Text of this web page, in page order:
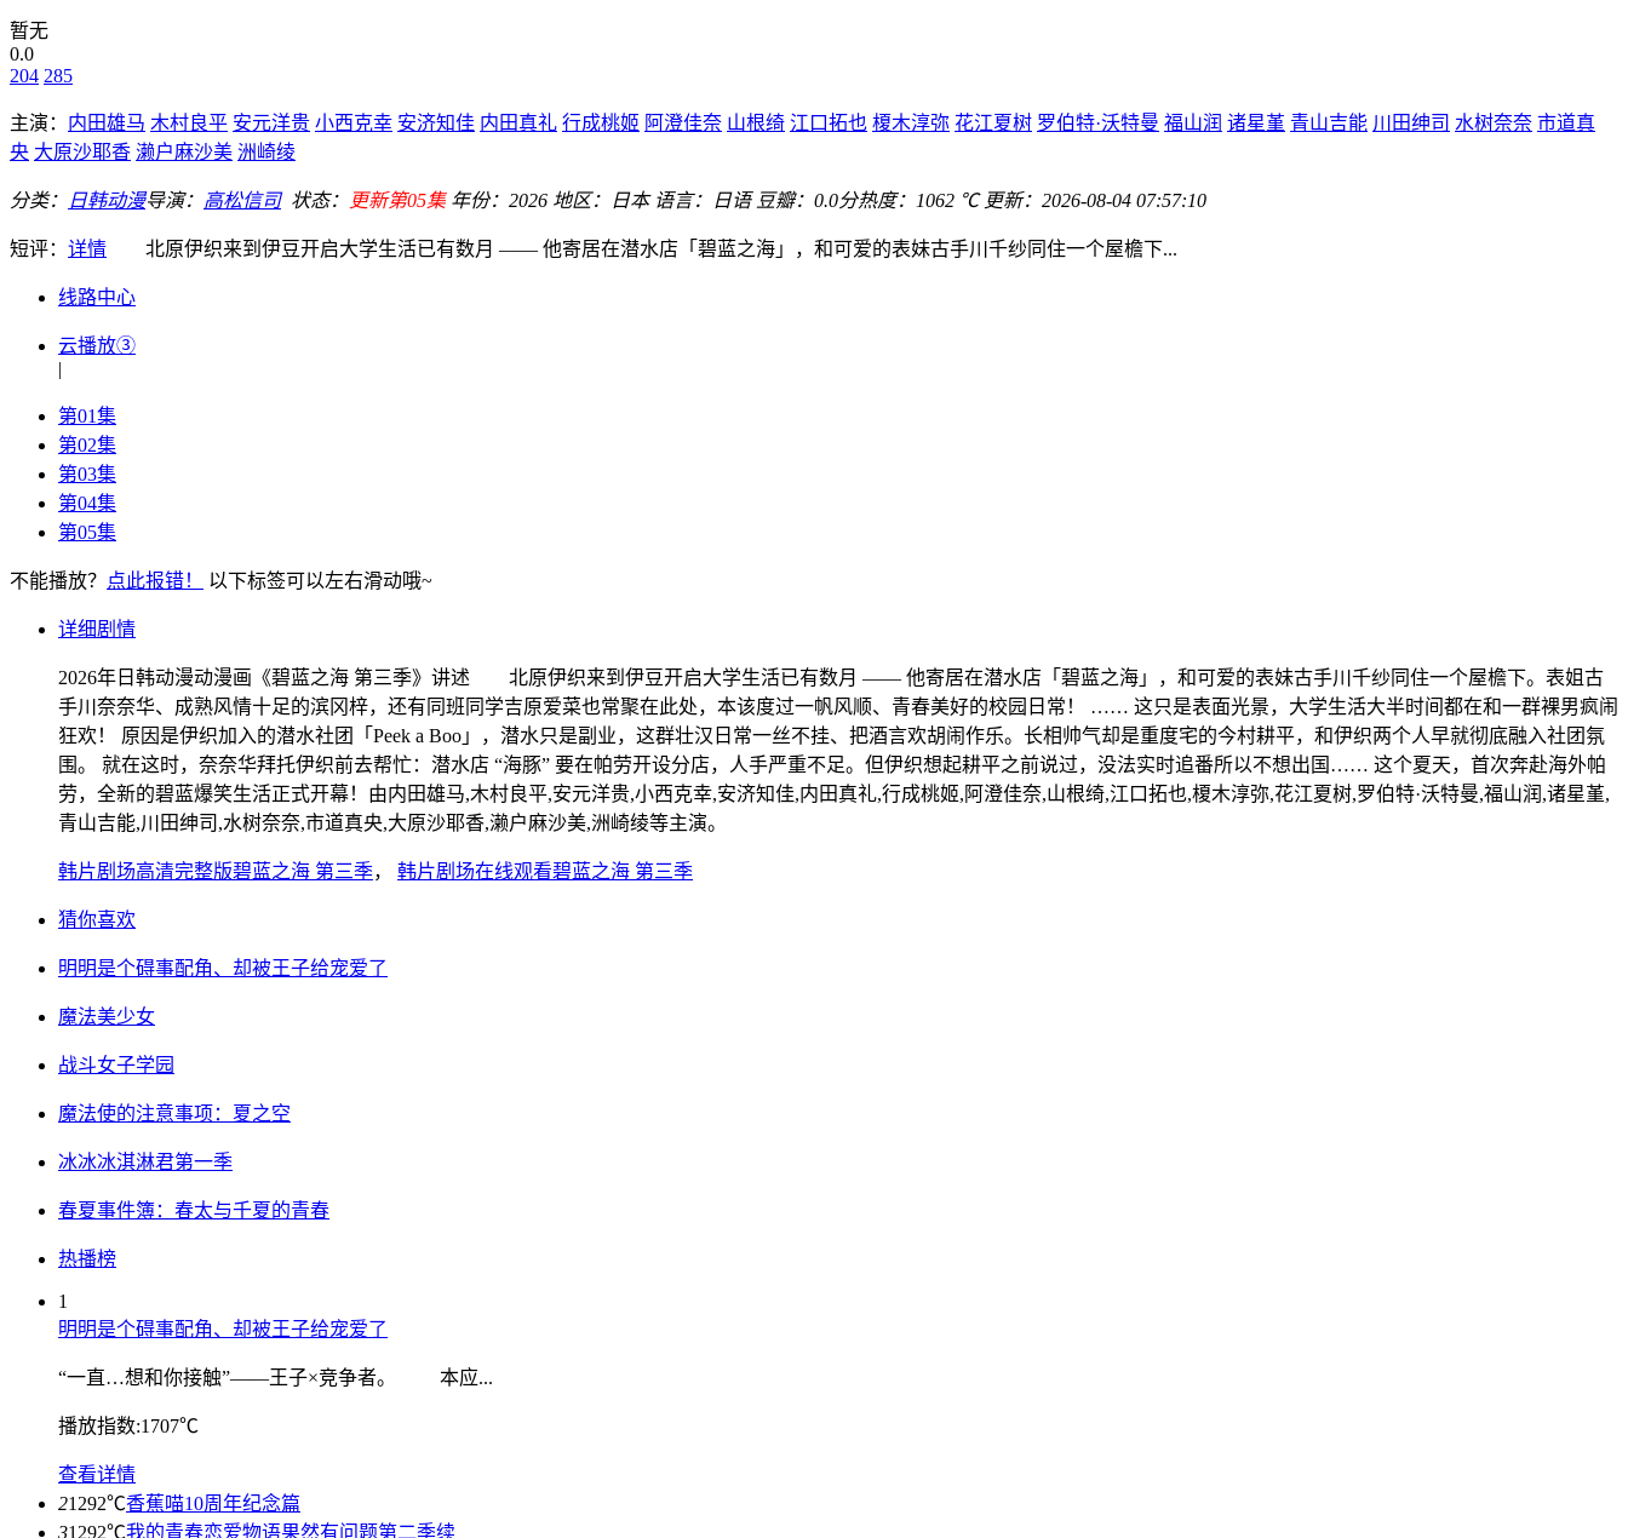
暂无
0.0
204 285
主演： 内田雄马 木村良平 安元洋贵 小西克幸 安济知佳 内田真礼 行成桃姬 阿澄佳奈 山根绮 江口拓也 榎木淳弥 花江夏树 罗伯特·沃特曼 福山润 诸星堇 青山吉能 川田绅司 水树奈奈 市道真
央 大原沙耶香 濑户麻沙美 洲崎绫
分类： 日韩动漫导演： 高松信司 状态： 更新第05集 年份： 2026 地区： 日本 语言： 日语 豆瓣：0.0分热度：1062 ℃ 更新： 2026-08-04 07:57:10
短评： 详情 北原伊织来到伊豆开启大学生活已有数月 —— 他寄居在潜水店「碧蓝之海」，和可爱的表妹古手川千纱同住一个屋檐下...
线路中心
云播放③
|
第01集
第02集
第03集
第04集
第05集
不能播放？ 点此报错！ 以下标签可以左右滑动哦~
详细剧情
2026年日韩动漫动漫画《碧蓝之海 第三季》讲述 北原伊织来到伊豆开启大学生活已有数月 —— 他寄居在潜水店「碧蓝之海」，和可爱的表妹古手川千纱同住一个屋檐下。表姐古
手川奈奈华、成熟风情十足的滨冈梓，还有同班同学吉原爱菜也常聚在此处，本该度过一帆风顺、青春美好的校园日常！ …… 这只是表面光景，大学生活大半时间都在和一群裸男疯闹
狂欢！ 原因是伊织加入的潜水社团「Peek a Boo」，潜水只是副业，这群壮汉日常一丝不挂、把酒言欢胡闹作乐。长相帅气却是重度宅的今村耕平，和伊织两个人早就彻底融入社团氛
围。 就在这时，奈奈华拜托伊织前去帮忙：潜水店 “海豚” 要在帕劳开设分店，人手严重不足。但伊织想起耕平之前说过，没法实时追番所以不想出国…… 这个夏天，首次奔赴海外帕
劳，全新的碧蓝爆笑生活正式开幕！由内田雄马,木村良平,安元洋贵,小西克幸,安济知佳,内田真礼,行成桃姬,阿澄佳奈,山根绮,江口拓也,榎木淳弥,花江夏树,罗伯特·沃特曼,福山润,诸星堇,
青山吉能,川田绅司,水树奈奈,市道真央,大原沙耶香,濑户麻沙美,洲崎绫等主演。
韩片剧场高清完整版碧蓝之海 第三季， 韩片剧场在线观看碧蓝之海 第三季
猜你喜欢
明明是个碍事配角、却被王子给宠爱了
魔法美少女
战斗女子学园
魔法使的注意事项：夏之空
冰冰冰淇淋君第一季
春夏事件簿：春太与千夏的青春
热播榜
1
明明是个碍事配角、却被王子给宠爱了
“一直…想和你接触”——王子×竞争者。 本应...
播放指数:1707℃
查看详情
21292℃香蕉喵10周年纪念篇
31292℃我的青春恋爱物语果然有问题第二季续